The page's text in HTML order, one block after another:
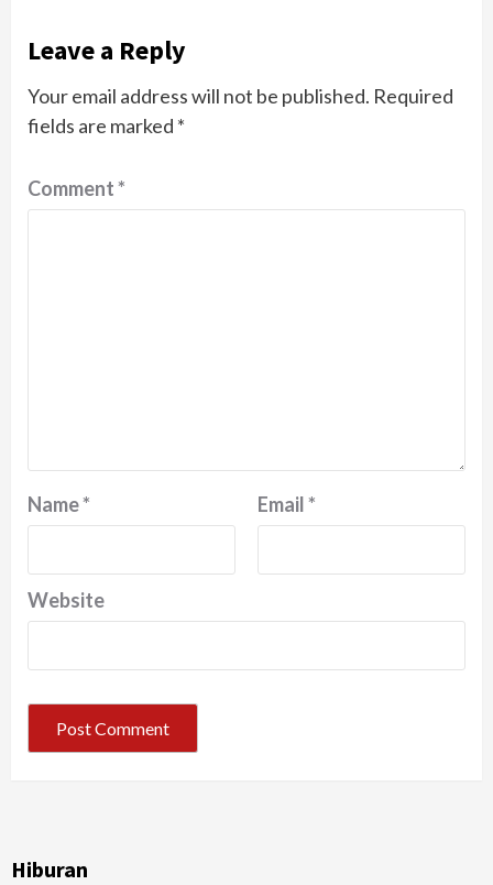
Leave a Reply
Your email address will not be published. Required
fields are marked *
Comment*
Name* Email*
Website
Hiburan